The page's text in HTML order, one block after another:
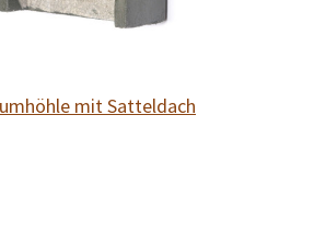
mit Satteldach